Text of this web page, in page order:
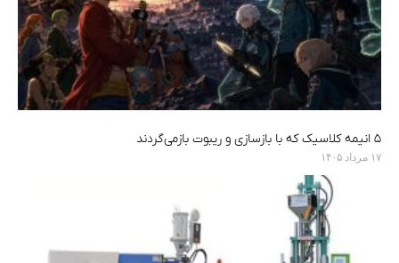
۵ انیمه کلاسیک که با بازسازی‌ و ریبوت بازمی‌گردند
۱۷ مرداد ۱۴۰۵